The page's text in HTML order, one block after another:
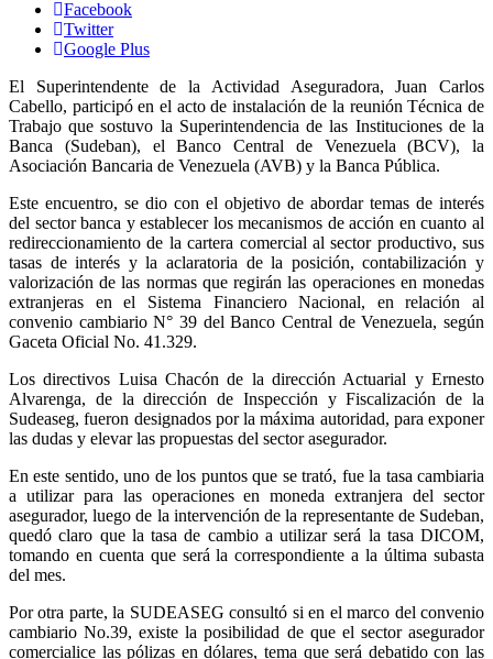
Facebook
Twitter
Google Plus
El Superintendente de la Actividad Aseguradora, Juan Carlos
Cabello, participó en el acto de instalación de la reunión Técnica de
Trabajo que sostuvo la Superintendencia de las Instituciones de la
Banca (Sudeban), el Banco Central de Venezuela (BCV), la
Asociación Bancaria de Venezuela (AVB) y la Banca Pública.
Este encuentro, se dio con el objetivo de abordar temas de interés
del sector banca y establecer los mecanismos de acción en cuanto al
redireccionamiento de la cartera comercial al sector productivo, sus
tasas de interés y la aclaratoria de la posición, contabilización y
valorización de las normas que regirán las operaciones en monedas
extranjeras en el Sistema Financiero Nacional, en relación al
convenio cambiario N° 39 del Banco Central de Venezuela, según
Gaceta Oficial No. 41.329.
Los directivos Luisa Chacón de la dirección Actuarial y Ernesto
Alvarenga, de la dirección de Inspección y Fiscalización de la
Sudeaseg, fueron designados por la máxima autoridad, para exponer
las dudas y elevar las propuestas del sector asegurador.
En este sentido, uno de los puntos que se trató, fue la tasa cambiaria
a utilizar para las operaciones en moneda extranjera del sector
asegurador, luego de la intervención de la representante de Sudeban,
quedó claro que la tasa de cambio a utilizar será la tasa DICOM,
tomando en cuenta que será la correspondiente a la última subasta
del mes.
Por otra parte, la SUDEASEG consultó si en el marco del convenio
cambiario No.39, existe la posibilidad de que el sector asegurador
comercialice las pólizas en dólares, tema que será debatido con las